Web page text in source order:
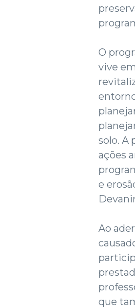
O
vive
solo. A
ações
e
Ao
que